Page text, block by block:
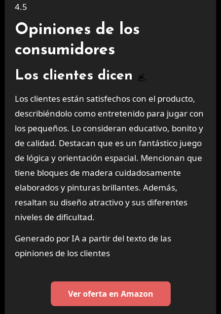
4.5
Opiniones de los
consumidores
Los clientes dicen
Los clientes están satisfechos con el producto,
describiéndolo como entretenido para jugar con
los pequeños. Lo consideran educativo, bonito y
de calidad. Destacan que es un fantástico juego
de lógica y orientación espacial. Mencionan que
tiene bloques de madera cuidadosamente
elaborados y pinturas brillantes. Además,
resaltan su diseño atractivo y sus diferentes
niveles de dificultad.
Generado por IA a partir del texto de las
opiniones de los clientes
Ver oferta en Amazon